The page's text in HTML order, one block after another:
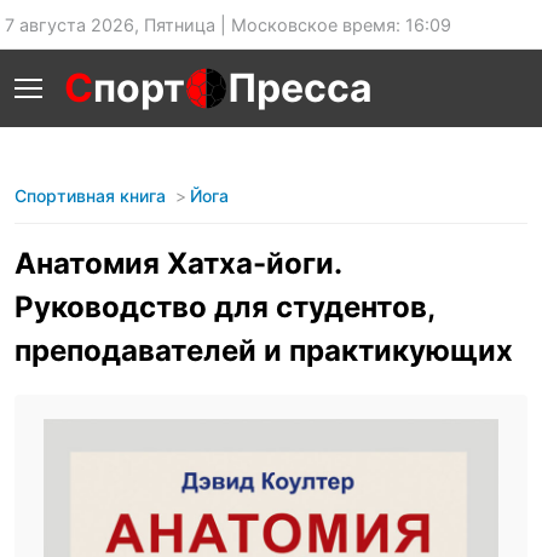
7 августа 2026, Пятница | Московское время: 16:09
Спорт Пресса
Спортивная книга Йога
Анатомия Хатха-йоги.
Руководство для студентов,
преподавателей и практикующих